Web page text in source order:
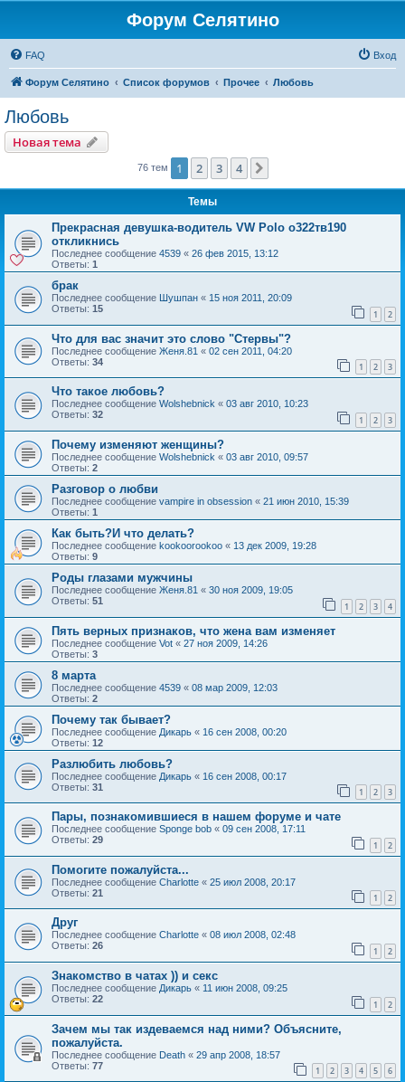
Форум Селятино
FAQ Вход
Форум Селятино Список форумов Прочее Любовь
Любовь
Новая тема
76 тем 1 2 3 4
Темы
Прекрасная девушка-водитель VW Polo о322тв190
откликнись
Последнее сообщение 4539 « 26 фев 2015, 13:12
Ответы: 1
брак
Последнее сообщение Шушпан « 15 ноя 2011, 20:09
Ответы: 15 1 2
Что для вас значит это слово "Стервы"?
Последнее сообщение Женя.81 « 02 сен 2011, 04:20
Ответы: 34 1 2 3
Что такое любовь?
Последнее сообщение Wolshebnick « 03 авг 2010, 10:23
Ответы: 32 1 2 3
Почему изменяют женщины?
Последнее сообщение Wolshebnick « 03 авг 2010, 09:57
Ответы: 2
Разговор о любви
Последнее сообщение vampire in obsession « 21 июн 2010, 15:39
Ответы: 1
Как быть?И что делать?
Последнее сообщение kookoorookoo « 13 дек 2009, 19:28
Ответы: 9
Роды глазами мужчины
Последнее сообщение Женя.81 « 30 ноя 2009, 19:05
Ответы: 51 1 2 3 4
Пять верных признаков, что жена вам изменяет
Последнее сообщение Vot « 27 ноя 2009, 14:26
Ответы: 3
8 марта
Последнее сообщение 4539 « 08 мар 2009, 12:03
Ответы: 2
Почему так бывает?
Последнее сообщение Дикарь « 16 сен 2008, 00:20
Ответы: 12
Разлюбить любовь?
Последнее сообщение Дикарь « 16 сен 2008, 00:17
Ответы: 31 1 2 3
Пары, познакомившиеся в нашем форуме и чате
Последнее сообщение Sponge bob « 09 сен 2008, 17:11
Ответы: 29 1 2
Помогите пожалуйста...
Последнее сообщение Charlotte « 25 июл 2008, 20:17
Ответы: 21 1 2
Друг
Последнее сообщение Charlotte « 08 июл 2008, 02:48
Ответы: 26 1 2
Знакомство в чатах )) и секс
Последнее сообщение Дикарь « 11 июн 2008, 09:25
Ответы: 22 1 2
Зачем мы так издеваемся над ними? Объясните,
пожалуйста.
Последнее сообщение Death « 29 апр 2008, 18:57
Ответы: 77 1 2 3 4 5 6